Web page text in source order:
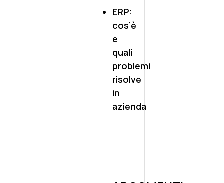
ERP:
cos’è
e
quali
problemi
risolve
in
azienda